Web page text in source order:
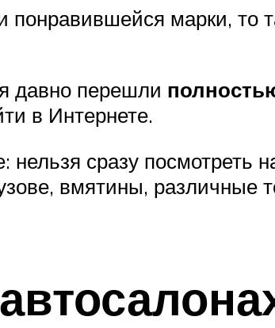
понравившейся марки,
давно перешли
в Интернете.
сразу посмотреть
вмятины, различные